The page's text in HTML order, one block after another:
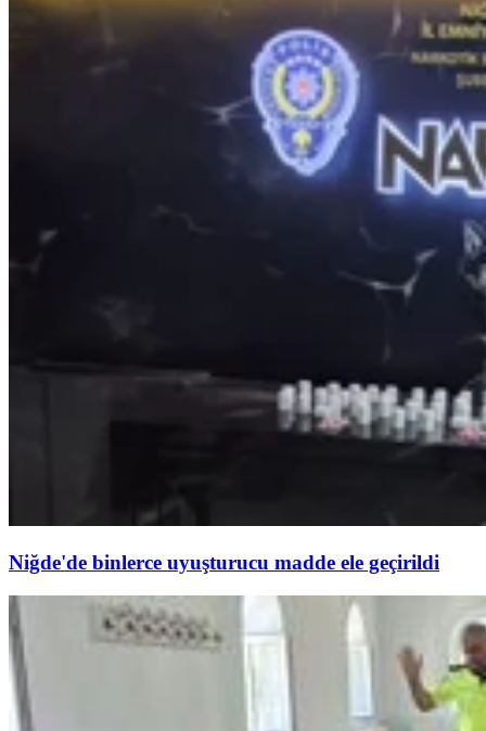
Niğde'de binlerce uyuşturucu madde ele geçirildi